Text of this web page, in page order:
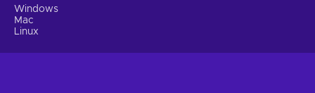
Windows
Mac
Linux